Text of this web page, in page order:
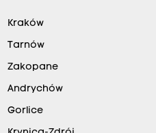
Kraków
Tarnów
Zakopane
Andrychów
Gorlice